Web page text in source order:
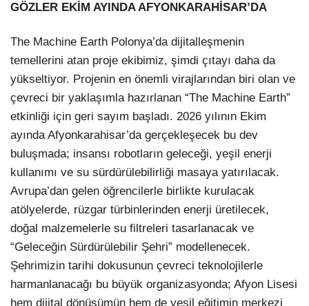
GÖZLER EKİM AYINDA AFYONKARAHİSAR’DA
The Machine Earth Polonya’da dijitalleşmenin
temellerini atan proje ekibimiz, şimdi çıtayı daha da
yükseltiyor. Projenin en önemli virajlarından biri olan ve
çevreci bir yaklaşımla hazırlanan “The Machine Earth”
etkinliği için geri sayım başladı. 2026 yılının Ekim
ayında Afyonkarahisar’da gerçekleşecek bu dev
buluşmada; insansı robotların geleceği, yeşil enerji
kullanımı ve su sürdürülebilirliği masaya yatırılacak.
Avrupa’dan gelen öğrencilerle birlikte kurulacak
atölyelerde, rüzgar türbinlerinden enerji üretilecek,
doğal malzemelerle su filtreleri tasarlanacak ve
“Geleceğin Sürdürülebilir Şehri” modellenecek.
Şehrimizin tarihi dokusunun çevreci teknolojilerle
harmanlanacağı bu büyük organizasyonda; Afyon Lisesi
hem dijital dönüşümün hem de yeşil eğitimin merkezi